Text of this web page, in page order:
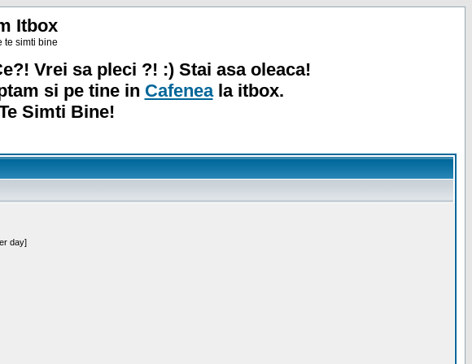
Itbox
te simti bine
Vrei sa pleci ?! :) Stai asa oleaca!
si pe tine in Cafeneala itbox.
Simti Bine!
day]